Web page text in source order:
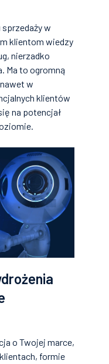
w
klientom wiedzy
nierzadko
Ma to ogromną
w
klientów
na potencjał
o Twojej marce,
formie